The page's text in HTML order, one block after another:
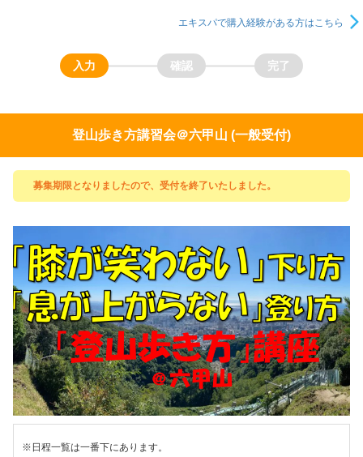
エキスパで購入経験がある方はこちら
登山歩き方講習会＠六甲山 (一般受付)
募集期限となりましたので、受付を終了いたしました。
※日程一覧は一番下にあります。